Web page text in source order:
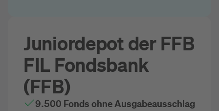
Juniordepot der FFB
FIL Fondsbank
(FFB)
9.500 Fonds ohne Ausgabeausschlag